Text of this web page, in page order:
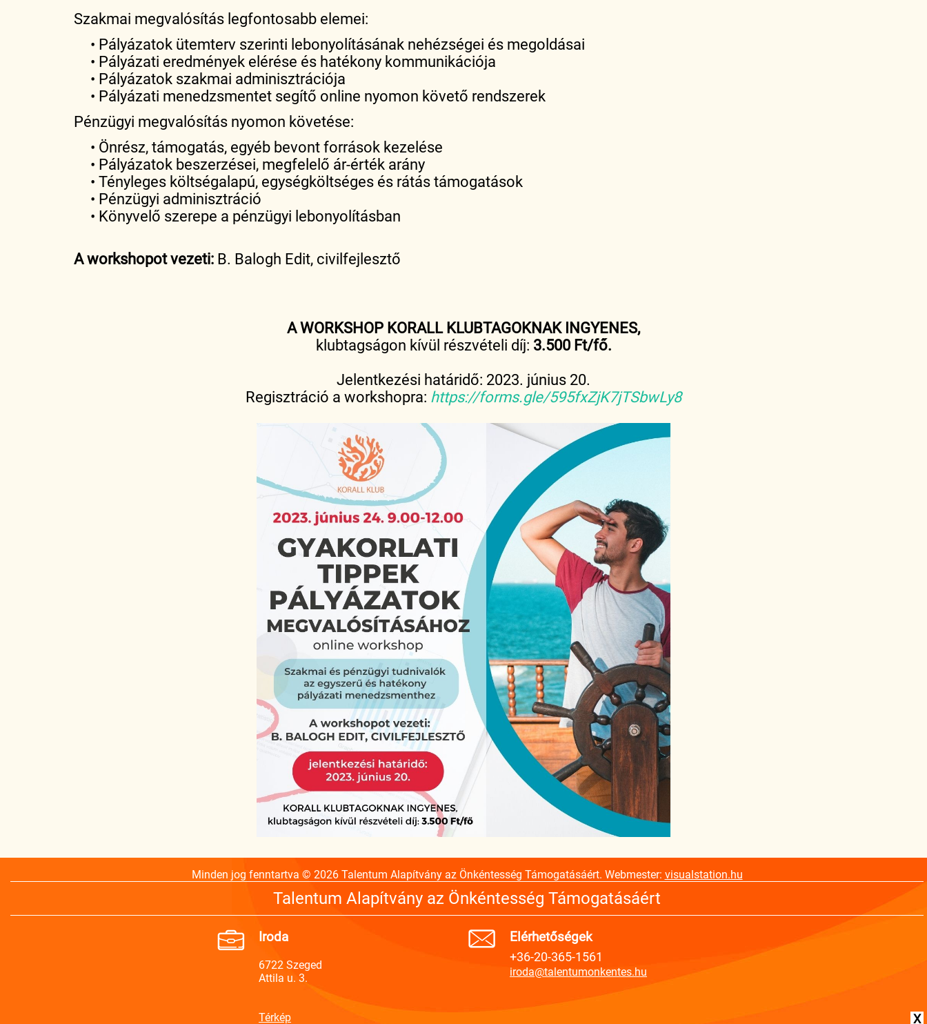
Szakmai megvalósítás legfontosabb elemei:
• Pályázatok ütemterv szerinti lebonyolításának nehézségei és megoldásai
• Pályázati eredmények elérése és hatékony kommunikációja
• Pályázatok szakmai adminisztrációja
• Pályázati menedzsmentet segítő online nyomon követő rendszerek
Pénzügyi megvalósítás nyomon követése:
• Önrész, támogatás, egyéb bevont források kezelése
• Pályázatok beszerzései, megfelelő ár-érték arány
• Tényleges költségalapú, egységköltséges és rátás támogatások
• Pénzügyi adminisztráció
• Könyvelő szerepe a pénzügyi lebonyolításban
A workshopot vezeti: B. Balogh Edit, civilfejlesztő
A WORKSHOP KORALL KLUBTAGOKNAK INGYENES,
klubtagságon kívül részvételi díj: 3.500 Ft/fő.
Jelentkezési határidő: 2023. június 20.
Regisztráció a workshopra: https://forms.gle/595fxZjK7jTSbwLy8
Minden jog fenntartva © 2026 Talentum Alapítvány az Önkéntesség Támogatásáért. Webmester: visualstation.hu
Talentum Alapítvány az Önkéntesség Támogatásáért
Iroda
6722 Szeged
Attila u. 3.
Térkép
Elérhetőségek
+36-20-365-1561
iroda@talentumonkentes.hu
X